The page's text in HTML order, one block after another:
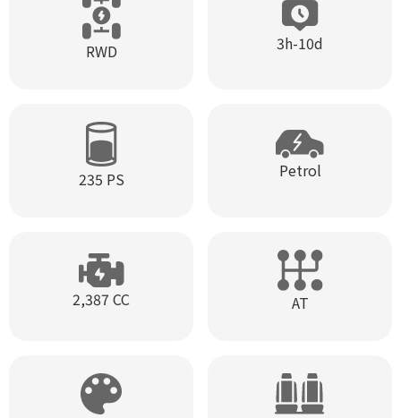
RWD 3h-10d
235 PS Petrol
2,387 CC AT